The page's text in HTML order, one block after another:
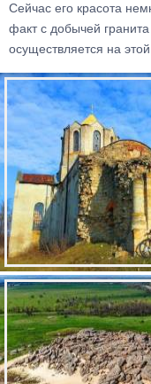
Сейчас его красота
факт с добычей
осуществляется на этой